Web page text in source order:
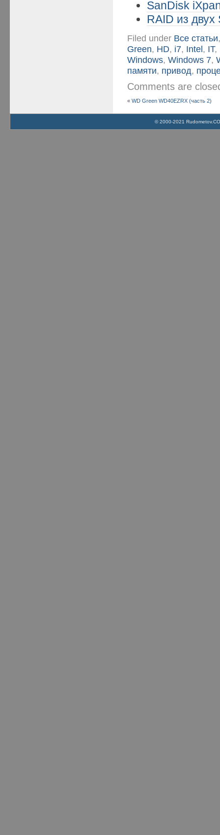
SanDisk
RAID из
Filed under Все статьи
Green, HD, i7, Intel, IT,
Windows,Windows 7,
памяти, привод,
Comments are
«WD Green WD40EZRX (часть 2)
© 2000-2021